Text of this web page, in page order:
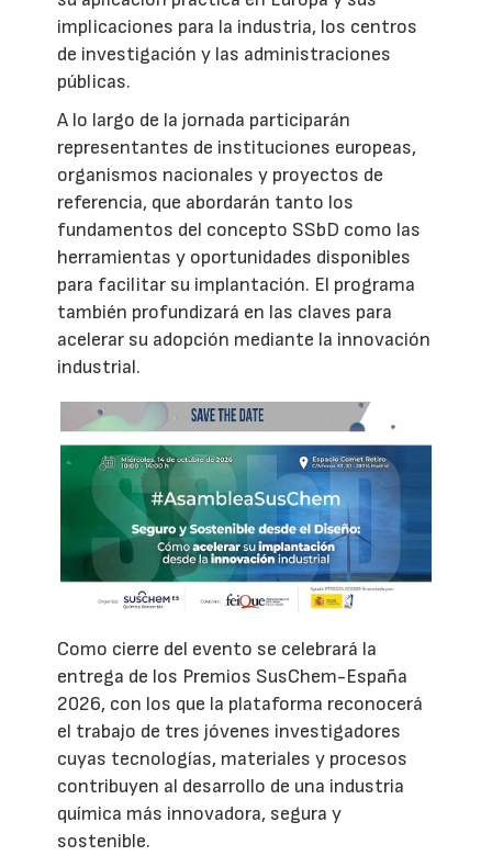
implicaciones para la industria, los centros
de investigación y las administraciones
públicas.
A lo largo de la jornada participarán
representantes de instituciones europeas,
organismos nacionales y proyectos de
referencia, que abordarán tanto los
fundamentos del concepto SSbD como las
herramientas y oportunidades disponibles
para facilitar su implantación. El programa
también profundizará en las claves para
acelerar su adopción mediante la innovación
industrial.
Como cierre del evento se celebrará la
entrega de los Premios SusChem-España
2026, con los que la plataforma reconocerá
el trabajo de tres jóvenes investigadores
cuyas tecnologías, materiales y procesos
contribuyen al desarrollo de una industria
química más innovadora, segura y
sostenible.